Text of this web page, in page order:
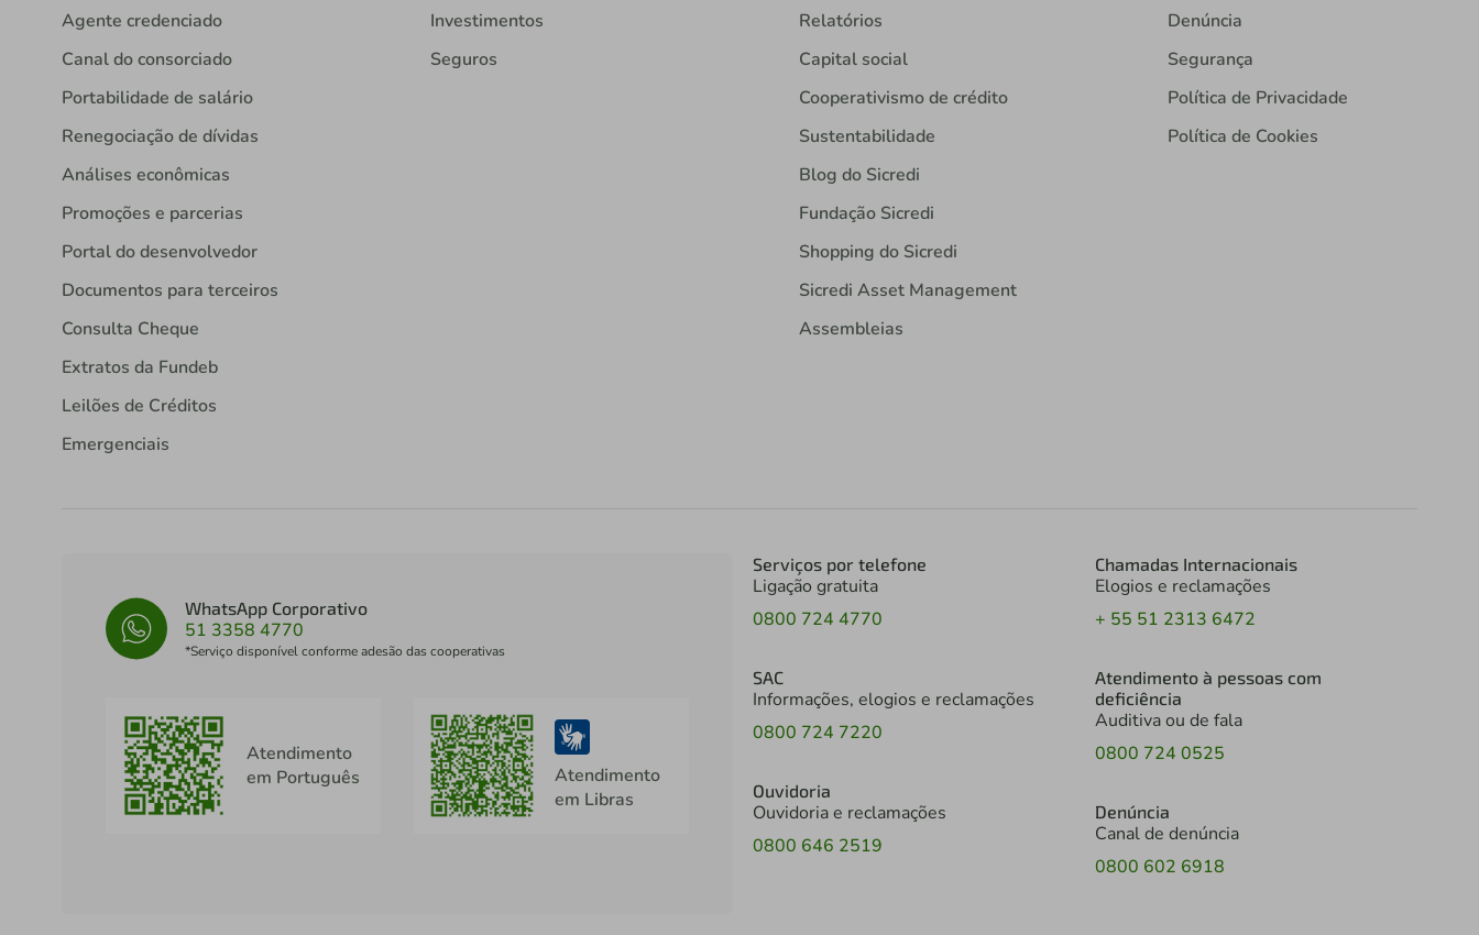
Agente credenciado
Canal do consorciado
Portabilidade de salário
Renegociação de dívidas
Análises econômicas
Promoções e parcerias
Portal do desenvolvedor
Documentos para terceiros
Consulta Cheque
Extratos da Fundeb
Leilões de Créditos
Emergenciais
Investimentos
Seguros
Relatórios
Capital social
Cooperativismo de crédito
Sustentabilidade
Blog do Sicredi
Fundação Sicredi
Shopping do Sicredi
Sicredi Asset Management
Assembleias
Denúncia
Segurança
Política de Privacidade
Política de Cookies
WhatsApp Corporativo
51 3358 4770
*Serviço disponível conforme adesão das cooperativas
Atendimento
em Português
Atendimento
em Libras
Serviços por telefone
Ligação gratuita
0800 724 4770
SAC
Informações, elogios e reclamações
0800 724 7220
Ouvidoria
Ouvidoria e reclamações
0800 646 2519
Chamadas Internacionais
Elogios e reclamações
+ 55 51 2313 6472
Atendimento à pessoas com
deficiência
Auditiva ou de fala
0800 724 0525
Denúncia
Canal de denúncia
0800 602 6918